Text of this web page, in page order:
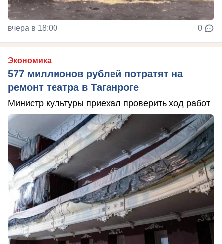
вчера в 18:00 0
Экономика
577 миллионов рублей потратят на
ремонт театра в Таганроге
Министр культуры приехал проверить ход работ